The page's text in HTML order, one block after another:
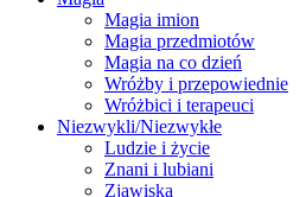
Magia imion
Magia przedmiotów
Magia na co dzień
Wróżby i przepowiednie
Wróżbici i terapeuci
Niezwykli/Niezwykłe
Ludzie i życie
Znani i lubiani
Zjawiska